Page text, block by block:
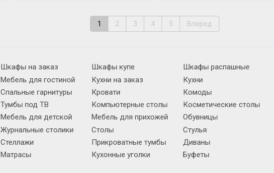
1 2 3 4 5 Вперед
Шкафы на заказ Шкафы купе
Шкафы распашные
Мебель для гостиной
Кухни на заказ
Кухни
Спальные гарнитуры
Кровати
Комоды
Тумбы под ТВ
Компьютерные столы
Косметические столы
Мебель для детской
Мебель для прихожей
Обувницы
Журнальные столики
Столы
Стулья
Стеллажи
Прикроватные тумбы
Диваны
Матрасы
Кухонные уголки Буфеты